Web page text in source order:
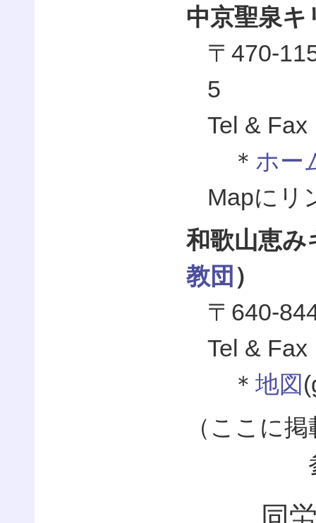
中京聖泉キ
〒470-
5
Tel & Fax
＊ ホー
Mapにリ
和歌山恵み
教団 ）
〒640-
Tel &
＊ 地図
（ここに
同